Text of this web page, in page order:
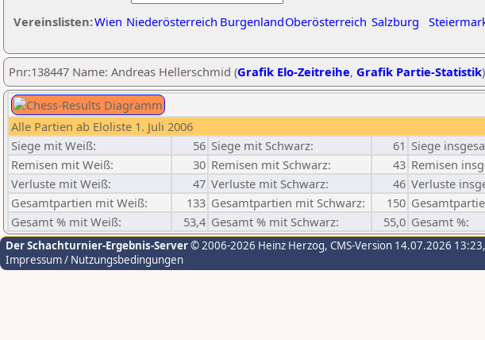
Vereinslisten:Wien Niederösterreich BurgenlandOberösterreich Salzburg
Pnr:138447 Name: Andreas Hellerschmid (Grafik Elo-Zeitreihe, Grafik Partie-Statistik)
Alle Partien ab Eloliste 1. Juli 2006
Siege mit Weiß:
56 Siege mit Schwarz: 61 Siege
Remisen mit Weiß:
30 Remisen mit Schwarz: 43 Remisen
Verluste mit Weiß:
47 Verluste mit Schwarz: 46 Verluste
Gesamtpartien mit Weiß:
133 Gesamtpartien mit Schwarz: 150
Gesamt % mit Weiß:
53,4 Gesamt % mit Schwarz: 55,0 Gesamt %:
Der Schachturnier-Ergebnis-Server© 2006-2026 Heinz Herzog, CMS-Version 14.07.2026
Impressum / Nutzungsbedingungen